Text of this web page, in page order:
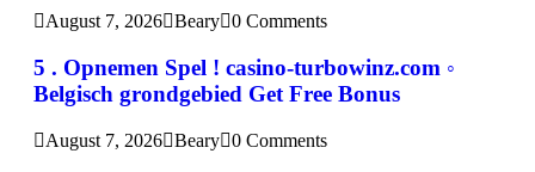
August 7, 2026 Beary 0 Comments
5 . Opnemen Spel ! casino-turbowinz.com ◦
Belgisch grondgebied Get Free Bonus
August 7, 2026 Beary 0 Comments